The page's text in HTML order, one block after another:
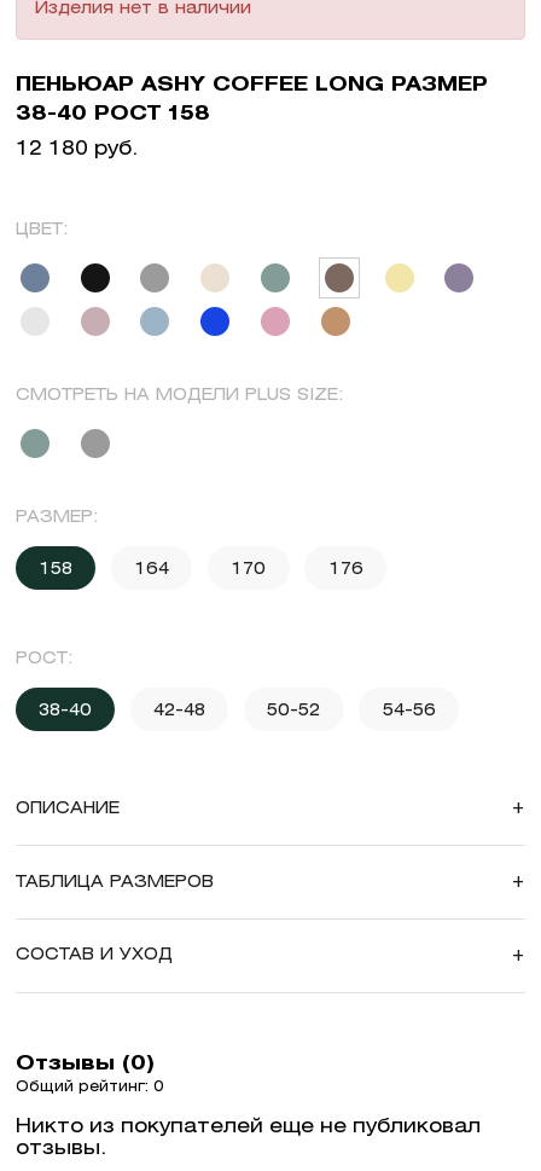
Изделия нет в наличии
ПЕНЬЮАР ASHY COFFEE LONG РАЗМЕР
38-40 РОСТ 158
12 180 руб.
ЦВЕТ:
СМОТРЕТЬ НА МОДЕЛИ PLUS SIZE:
РАЗМЕР:
158 164 170 176
РОСТ:
38-40 42-48 50-52 54-56
ОПИСАНИЕ +
ТАБЛИЦА РАЗМЕРОВ +
СОСТАВ И УХОД +
Отзывы (0)
Общий рейтинг: 0
Никто из покупателей еще не публиковал
отзывы.